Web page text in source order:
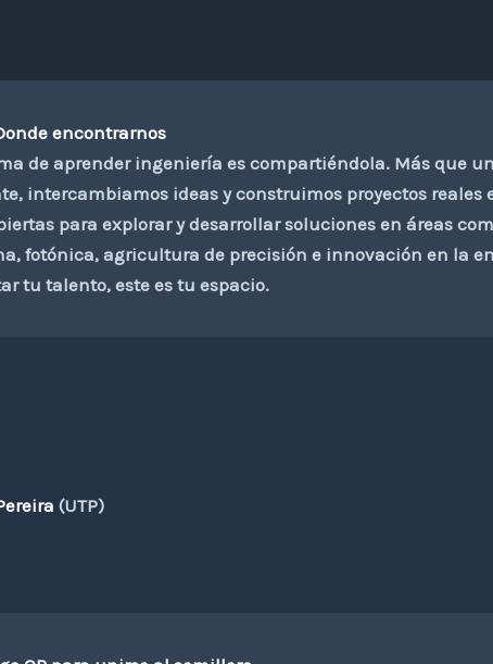
encontrarnos
de aprender ingeniería es compartiéndola. Más que
intercambiamos ideas y construimos proyectos reales
para explorar y desarrollar soluciones en áreas
fotónica, agricultura de precisión e innovación en la
tu talento, este es tu espacio.
(UTP)